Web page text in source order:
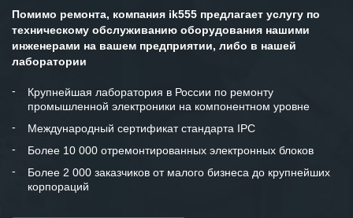
готовность помочь в самых сложных
Мы высоко ценим сложившиеся
и доверительные партнерские
отношения и искренне желаем
«Инженерной компании «555» долгих
лет успеха и процветания.
Помимо ремонта, компания ik555 предлагает услугу по
техническому обслуживанию оборудования нашими
инженерами на вашем предприятии, либо в нашей
лаборатории
Крупнейшая лаборатория в России по ремонту
промышленной электроники на компонентном уровне
Международный сертификат стандарта IPC
Более 10 000 отремонтированных электронных блоков
Более 2 000 заказчиков от малого бизнеса до крупнейших
корпораций